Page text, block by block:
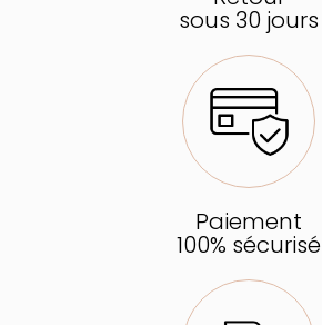
sous 30 jours
Paiement
100% sécurisé